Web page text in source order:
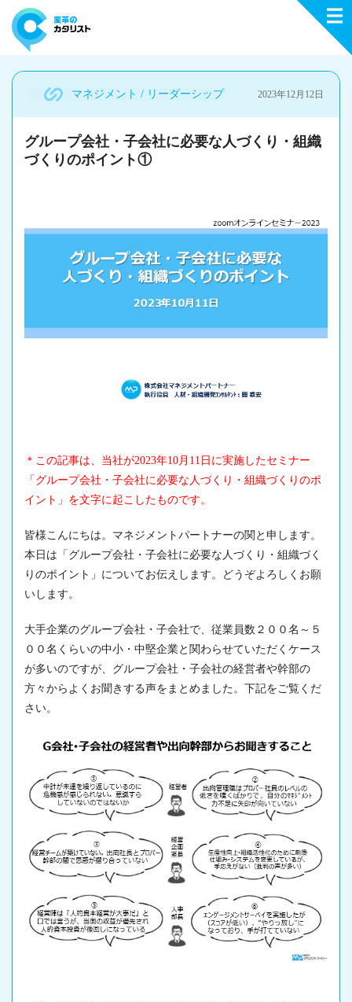
マネジメント / リーダーシップ 2023年12月12日
グループ会社・子会社に必要な人づくり・組織
づくりのポイント①
＊この記事は、当社が2023年10月11日に実施したセミナー
「グループ会社・子会社に必要な人づくり・組織づくりのポ
イント」を文字に起こしたものです。
皆様こんにちは。マネジメントパートナーの関と申します。
本日は「グループ会社・子会社に必要な人づくり・組織づく
りのポイント」についてお伝えします。どうぞよろしくお願
いします。
大手企業のグループ会社・子会社で、従業員数２００名～５
００名くらいの中小・中堅企業と関わらせていただくケース
が多いのですが、グループ会社・子会社の経営者や幹部の
方々からよくお聞きする声をまとめました。下記をご覧くだ
さい。